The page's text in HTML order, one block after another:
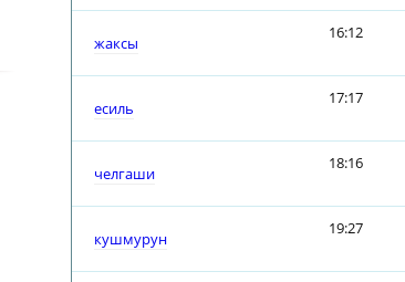
жаксы
16:12
есиль
17:17
челгаши
18:16
кушмурун
19:27